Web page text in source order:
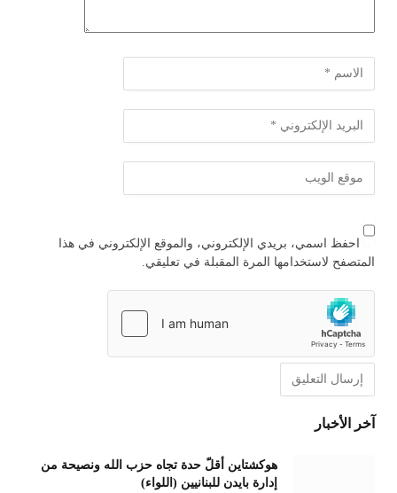
احفظ اسمي، بريدي الإلكتروني، والموقع الإلكتروني في هذا
المتصفح لاستخدامها المرة المقبلة في تعليقي.
آخر الأخبار
هوكشتاين أقلّ حدة تجاه حزب الله ونصيحة من
إدارة بايدن للبنانيين (اللواء)